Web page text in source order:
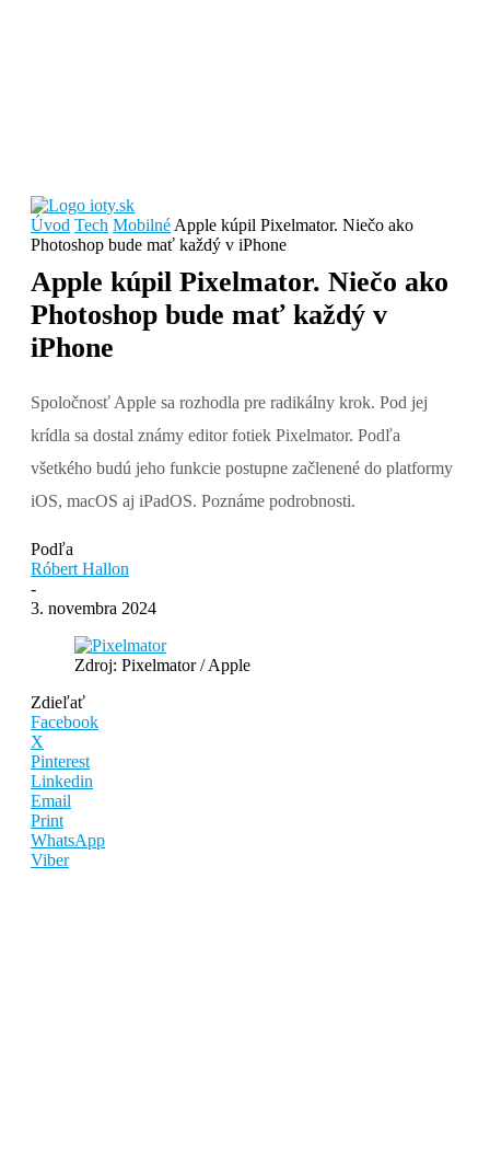
Úvod Tech Mobilné Apple kúpil Pixelmator. Niečo ako
Photoshop bude mať každý v iPhone
Apple kúpil Pixelmator. Niečo ako
Photoshop bude mať každý v
iPhone
Spoločnosť Apple sa rozhodla pre radikálny krok. Pod jej
krídla sa dostal známy editor fotiek Pixelmator. Podľa
všetkého budú jeho funkcie postupne začlenené do platformy
iOS, macOS aj iPadOS. Poznáme podrobnosti.
Podľa
Róbert Hallon
-
3. novembra 2024
Zdroj: Pixelmator / Apple
Zdieľať
Facebook
X
Pinterest
Linkedin
Email
Print
WhatsApp
Viber